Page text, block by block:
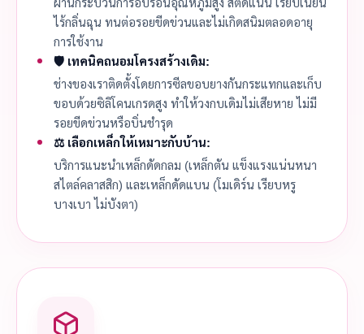
ไร้กลิ่นฉุน ทนต่อรอยขีดข่วนและไม่เกิดสนิมตลอดอายุ
การใช้งาน
🛡️ เทคนิคถนอมโครงสร้างเดิม:
ช่างของเราติดตั้งโดยการซีลขอบยางกันกระแทกและเก็บ
ขอบด้วยซิลิโคนเกรดสูง ทำให้วงกบเดิมไม่เสียหาย ไม่มี
รอยขีดข่วนหรือบิ่นชำรุด
⚖️ เลือกเหล็กให้เหมาะกับบ้าน:
บริการแนะนำเหล็กดัดกลม (เหล็กตัน แข็งแรงแน่นหนา
สไตล์คลาสสิก) และเหล็กดัดแบน (โมเดิร์น เรียบหรู
บางเบา ไม่บังตา)